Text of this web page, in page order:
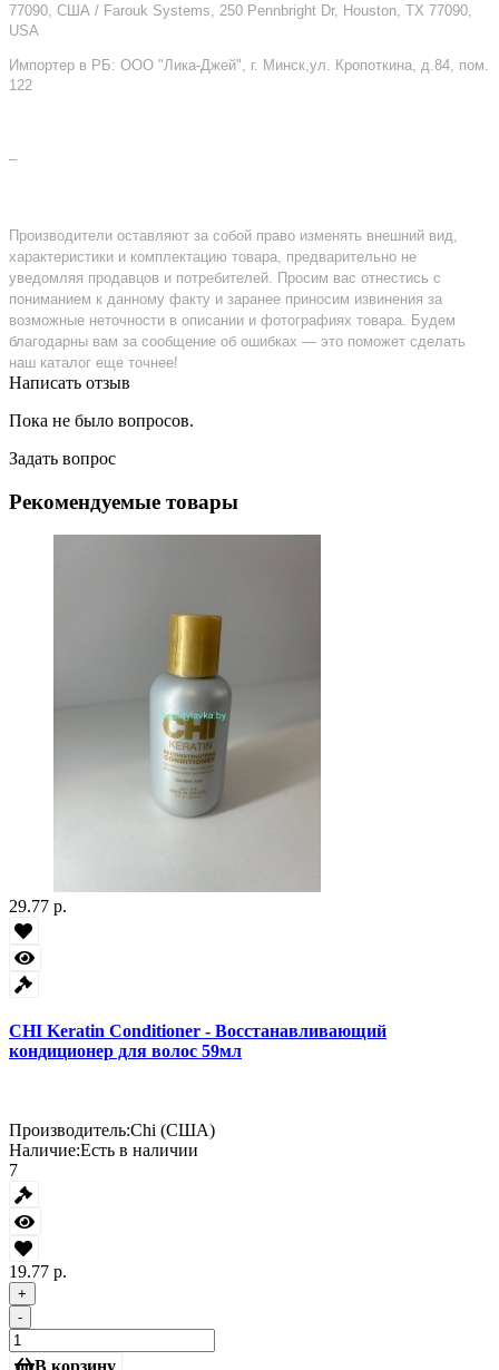
77090, США / Farouk Systems, 250 Pennbright Dr, Houston, TX 77090,
USA
Импортер в РБ: ООО "Лика-Джей", г. Минск,ул. Кропоткина, д.84, пом.
122
–
Производители оставляют за собой право изменять внешний вид,
характеристики и комплектацию товара, предварительно не
уведомляя продавцов и потребителей. Просим вас отнестись с
пониманием к данному факту и заранее приносим извинения за
возможные неточности в описании и фотографиях товара. Будем
благодарны вам за сообщение об ошибках — это поможет сделать
наш каталог еще точнее!
Написать отзыв
Пока не было вопросов.
Задать вопрос
Рекомендуемые товары
29.77 р.
CHI Keratin Conditioner - Восстанавливающий
кондиционер для волос 59мл
Производитель:Chi (США)
Наличие:Есть в наличии
7
19.77 р.
+
-
В корзину